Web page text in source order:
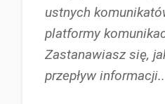
ustnych
platformy
Zastanawiasz się,
przepływ